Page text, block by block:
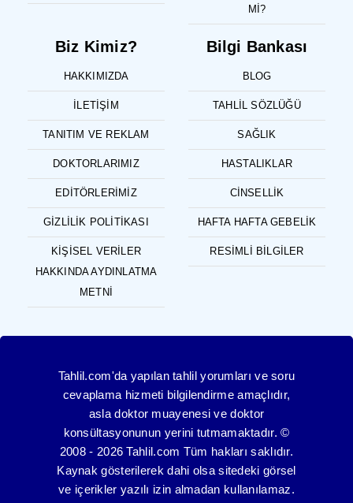
MI?
Biz Kimiz?
HAKKIMIZDA
İLETIŞIM
TANITIM VE REKLAM
DOKTORLARIMIZ
EDITÖRLERIMIZ
GIZLILIK POLITIKASI
KIŞISEL VERILER
HAKKINDA AYDINLATMA
METNI
Bilgi Bankası
BLOG
TAHLIL SÖZLÜĞÜ
SAĞLIK
HASTALIKLAR
CINSELLIK
HAFTA HAFTA GEBELIK
RESIMLI BILGILER
Tahlil.com'da yapılan tahlil yorumları ve soru
cevaplama hizmeti bilgilendirme amaçlıdır,
asla doktor muayenesi ve doktor
konsültasyonunun yerini tutmamaktadır. ©
2008 - 2026 Tahlil.com Tüm hakları saklıdır.
Kaynak gösterilerek dahi olsa sitedeki görsel
ve içerikler yazılı izin almadan kullanılamaz.